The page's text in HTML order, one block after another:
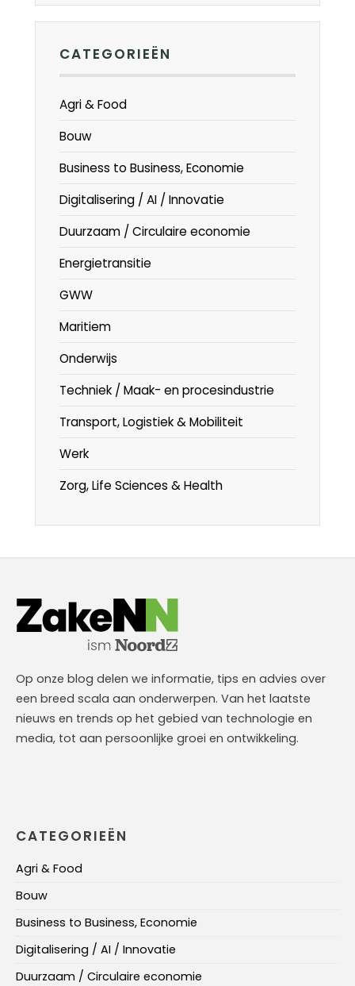
CATEGORIEËN
Agri & Food
Bouw
Business to Business, Economie
Digitalisering / AI / Innovatie
Duurzaam / Circulaire economie
Energietransitie
GWW
Maritiem
Onderwijs
Techniek / Maak- en procesindustrie
Transport, Logistiek & Mobiliteit
Werk
Zorg, Life Sciences & Health
Op onze blog delen we informatie, tips en advies over
een breed scala aan onderwerpen. Van het laatste
nieuws en trends op het gebied van technologie en
media, tot aan persoonlijke groei en ontwikkeling.
CATEGORIEËN
Agri & Food
Bouw
Business to Business, Economie
Digitalisering / AI / Innovatie
Duurzaam / Circulaire economie